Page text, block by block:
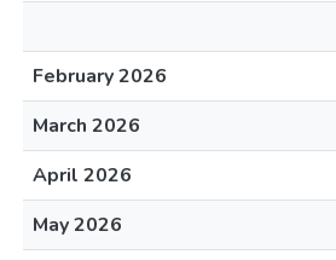
February 2026
March 2026
April 2026
May 2026